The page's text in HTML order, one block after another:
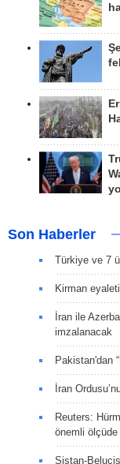
Son Haberler
Türkiye ve 7
Kirman
İran ile
imzalanacak
Pakistan'dan
İran
Reuters:
önemli ölçüde
Sistan-